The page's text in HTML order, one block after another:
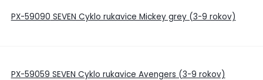
PX-59090 SEVEN Cyklo rukavice Mickey grey (3-9 rokov)
PX-59059 SEVEN Cyklo rukavice Avengers (3-9 rokov)